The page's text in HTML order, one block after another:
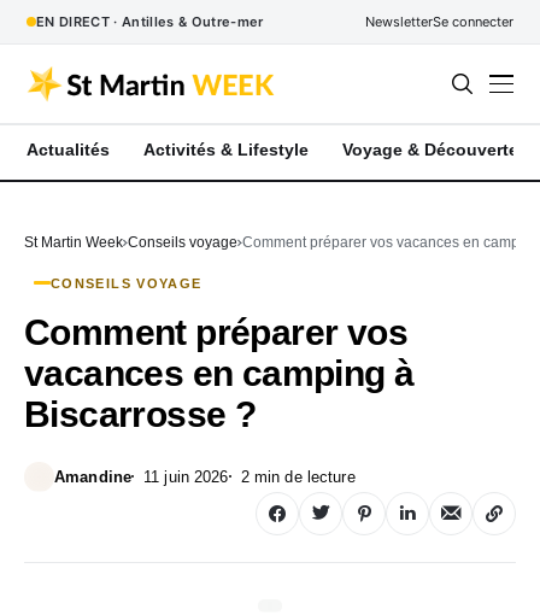
EN DIRECT · Antilles & Outre-mer NewsletterSe connecter
Actualités Activités & Lifestyle Voyage & Découverte
St Martin Week Conseils voyage Comment préparer vos vacances en
CONSEILS VOYAGE
Comment préparer vos
vacances en camping à
Biscarrosse ?
Amandine 11 juin 2026 2 min de lecture